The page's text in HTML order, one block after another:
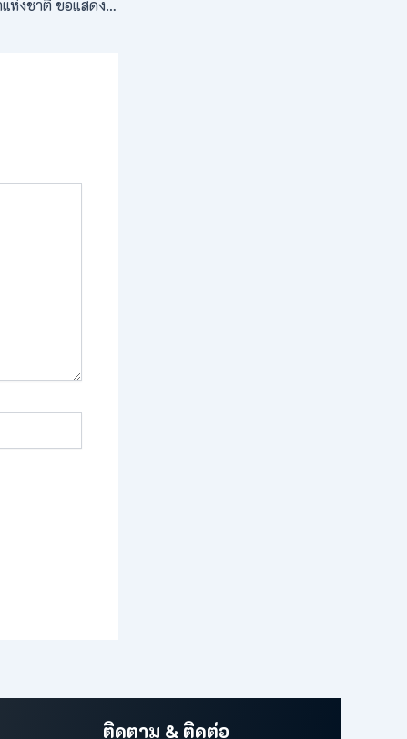
มหาวิทยาลัยการกีฬาแห่งชาติ ขอแสดงมุทิตาจิต และยกย่องเชิดชูเกียรติ ผู้เกษียณอายุราชการ ประจำภาคเหนือ
ติดตาม & ติดต่อ